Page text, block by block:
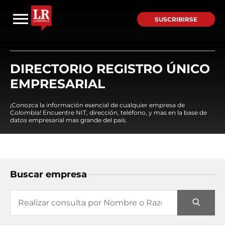
SUSCRIBIRSE
DIRECTORIO REGISTRO ÚNICO
EMPRESARIAL
¡Conozca la información esencial de cualquier empresa de
Colombia! Encuentre NIT, dirección, teléfono, y mas en la base de
datos empresarial mas grande del país.
Buscar empresa